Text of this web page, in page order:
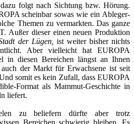
folgt nach Sichtung bzw. Hörung.
scheinbar sowas wie ein Ableger-
Themen zu vermarkten. Das ganze
Außer dieser einen neuen Produktion
der Lügen, ist weiter bisher nichts
Aber vielleicht hat EUROPA
in diesen Bereichen längst an Ihnen
der Markt für Erwachsene ist seit
somit es kein Zufall, dass EUROPA
Format als Mammut-Geschichte in
liefert.
zu beliefern dürfte aber trotz
Bereichen schwierig bleiben. Es